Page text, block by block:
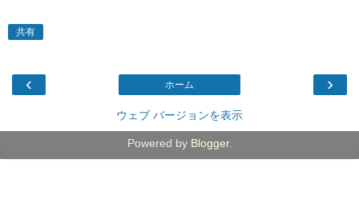
共有
‹ ›
ホーム
ウェブ バージョンを表示
Powered by Blogger.